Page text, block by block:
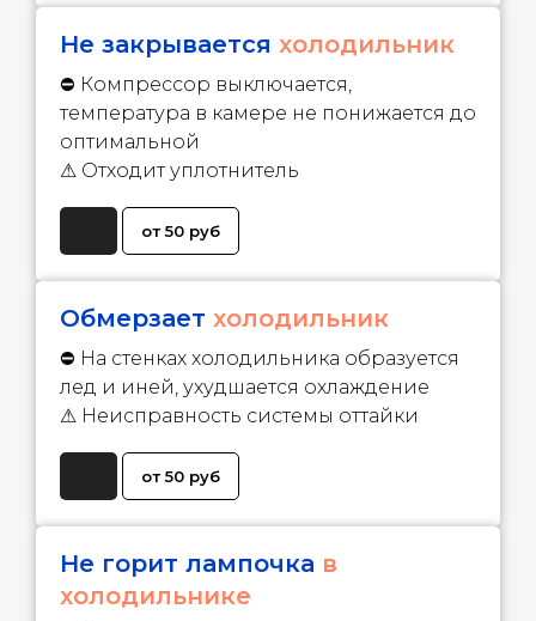
Не закрывается холодильник
⛔ Компрессор выключается,
температура в камере не понижается до
оптимальной
⚠ Отходит уплотнитель
от 50 руб
Обмерзает холодильник
⛔ На стенках холодильника образуется
лед и иней, ухудшается охлаждение
⚠ Неисправность системы оттайки
от 50 руб
Не горит лампочка в
холодильнике